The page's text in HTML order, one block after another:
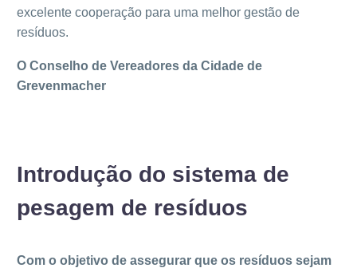
excelente cooperação para uma melhor gestão de
resíduos.
O Conselho de Vereadores da Cidade de
Grevenmacher
Introdução do sistema de
pesagem de resíduos
Com o objetivo de assegurar que os resíduos sejam